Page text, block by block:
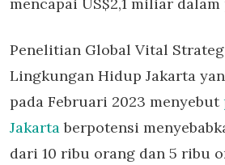
Penelitian Global Vital
Lingkungan Hidup Jakarta
pada Februari 2023 menyebut
Jakartaberpotensi
dari 10 ribu orang dan 5 ribu